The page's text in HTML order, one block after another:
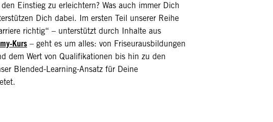
Einstieg zu erleichtern? Was auch immer Dich
Dich dabei. Im ersten Teil unserer Reihe
richtig“ – unterstützt durch Inhalte aus
Kurs– geht es um alles: von Friseurausbildungen
dem Wert von Qualifikationen bis hin zu den
Blended-Learning-Ansatz für Deine